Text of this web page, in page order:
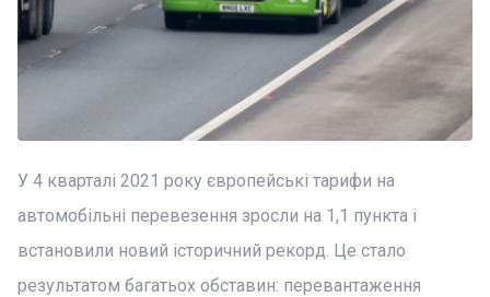
У 4 кварталі 2021 року європейські тарифи на
автомобільні перевезення зросли на 1,1 пункта і
встановили новий історичний рекорд. Це стало
результатом багатьох обставин: перевантаження